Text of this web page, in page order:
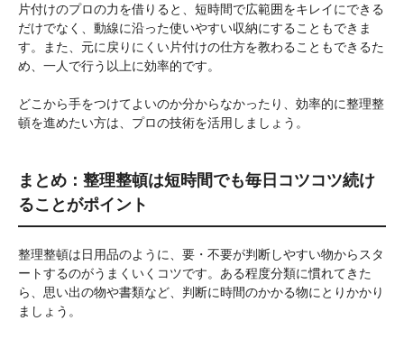
片付けのプロの力を借りると、短時間で広範囲をキレイにできる
だけでなく、動線に沿った使いやすい収納にすることもできま
す。また、元に戻りにくい片付けの仕方を教わることもできるた
め、一人で行う以上に効率的です。
どこから手をつけてよいのか分からなかったり、効率的に整理整
頓を進めたい方は、プロの技術を活用しましょう。
まとめ：整理整頓は短時間でも毎日コツコツ続け
ることがポイント
整理整頓は日用品のように、要・不要が判断しやすい物からスタ
ートするのがうまくいくコツです。ある程度分類に慣れてきた
ら、思い出の物や書類など、判断に時間のかかる物にとりかかり
ましょう。